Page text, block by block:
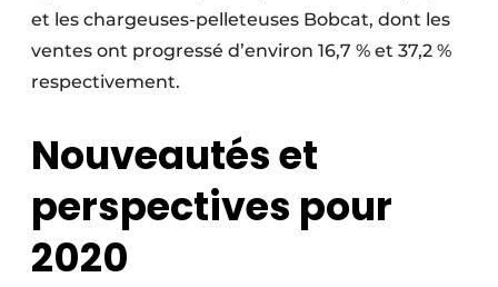
et les chargeuses-pelleteuses Bobcat, dont les
ventes ont progressé d’environ 16,7 % et 37,2 %
respectivement.
Nouveautés et
perspectives pour
2020